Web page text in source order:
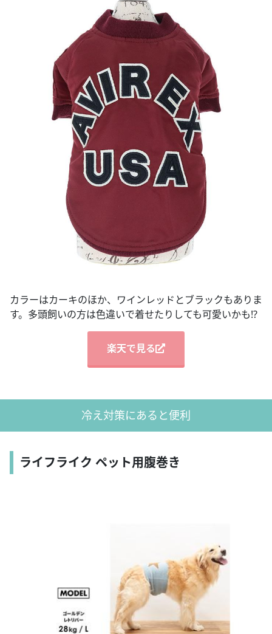
カラーはカーキのほか、ワインレッドとブラックもありま
す。多頭飼いの方は色違いで着せたりしても可愛いかも!?
楽天で見る
冷え対策にあると便利
ライフライク ペット用腹巻き